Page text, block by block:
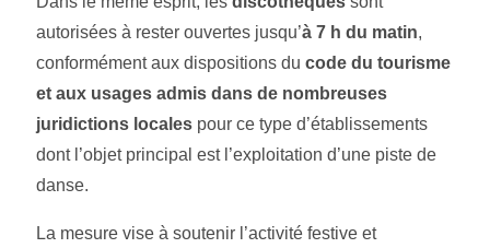
autorisées à rester ouvertes jusqu’à 7 h du matin,
conformément aux dispositions du code du tourisme
et aux usages admis dans de nombreuses
juridictions locales pour ce type d’établissements
dont l’objet principal est l’exploitation d’une piste de
danse.
La mesure vise à soutenir l’activité festive et